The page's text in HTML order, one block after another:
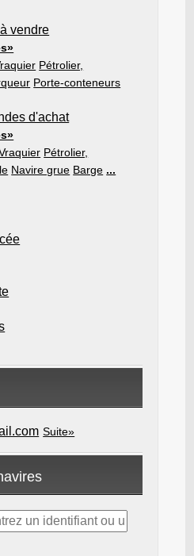
vendre
Pétrolier,
Porte-conteneurs
d'achat
Pétrolier,
Navire grue Barge ...
Suite»